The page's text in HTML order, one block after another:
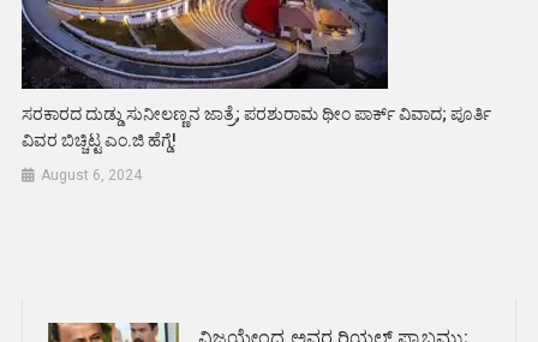
ಸರಕಾರದ ದುಡ್ಡು ಸುನೀಲಣ್ಣನ ಜಾತ್ರೆ; ಪರಶುರಾಮ ಥೀಂ ಪಾರ್ಕ್ ವಿವಾದ; ಪೂರ್ತಿ
ವಿವರ ಬಿಚ್ಚಿಟ್ಟ ಎಂ.ಜಿ ಹೆಗ್ಡೆ!
August 6, 2024